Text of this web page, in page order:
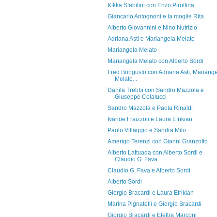
Kikka Stabilini con Enzo Pirottina
Giancarlo Antognoni e la moglie Rita
Alberto Giovannini e Nino Nutrizio
Adriana Asti e Mariangela Melato
Mariangela Melato
Mariangela Melato con Alberto Sordi
Fred Bongusto con Adriana Asti,
Melato...
Danila Trebbi con Sandro Mazzola e
Giuseppe Colalucci
Sandro Mazzola e Paola Rinaldi
Ivanoe Fraizzoli e Laura Efrikian
Paolo Villaggio e Sandra Milo
Amerigo Terenzi con Gianni Granzotto
Alberto Lattuada con Alberto Sordi e
Claudio G. Fava
Claudio G. Fava e Alberto Sordi
Alberto Sordi
Giorgio Bracardi e Laura Efrikian
Marina Pignatelli e Giorgio Bracardi
Giorgio Bracardi e Elettra Marconi